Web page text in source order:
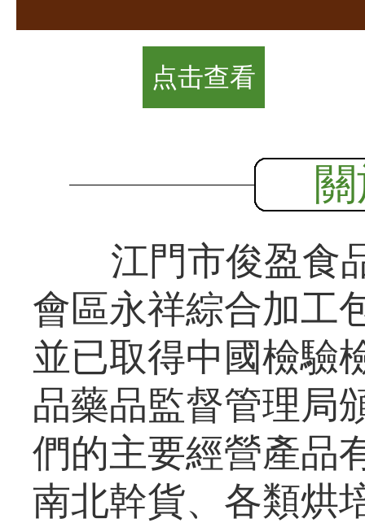
点击查看
江門市俊盈食品
會區永祥綜合加工
並已取得中國檢驗
品藥品監督管理局
們的主要經營產品
南北幹貨、各類烘